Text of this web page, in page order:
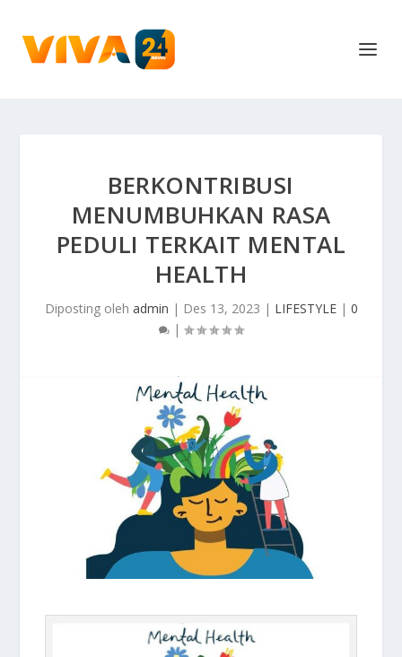
BERKONTRIBUSI
MENUMBUHKAN RASA
PEDULI TERKAIT MENTAL
HEALTH
Diposting oleh admin | Des 13, 2023 | LIFESTYLE| 0
|